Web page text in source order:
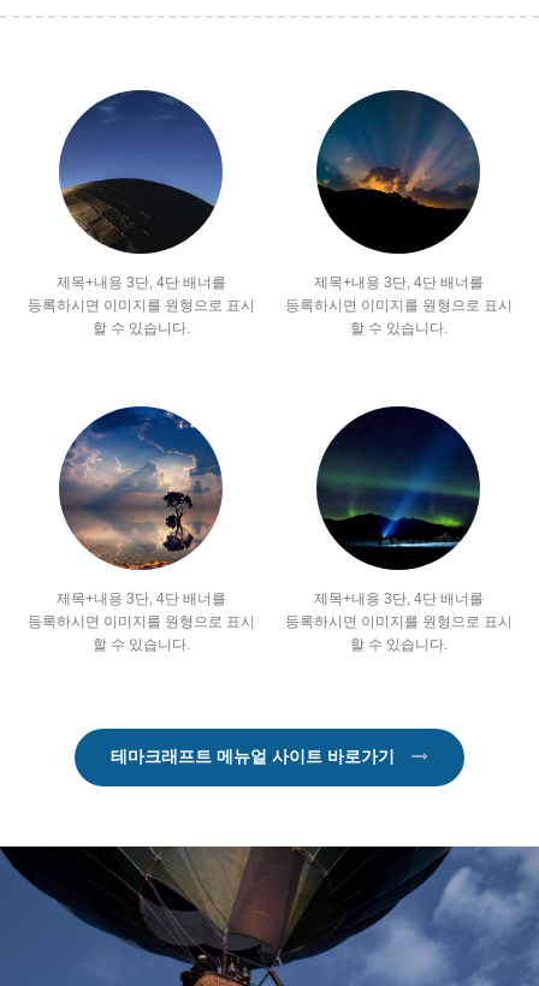
제목+내용 3단, 4단 배너를
등록하시면 이미지를 원형으로 표시
할 수 있습니다.
제목+내용 3단, 4단 배너를
등록하시면 이미지를 원형으로 표시
할 수 있습니다.
제목+내용 3단, 4단 배너를
등록하시면 이미지를 원형으로 표시
할 수 있습니다.
제목+내용 3단, 4단 배너를
등록하시면 이미지를 원형으로 표시
할 수 있습니다.
테마크래프트 메뉴얼 사이트 바로가기